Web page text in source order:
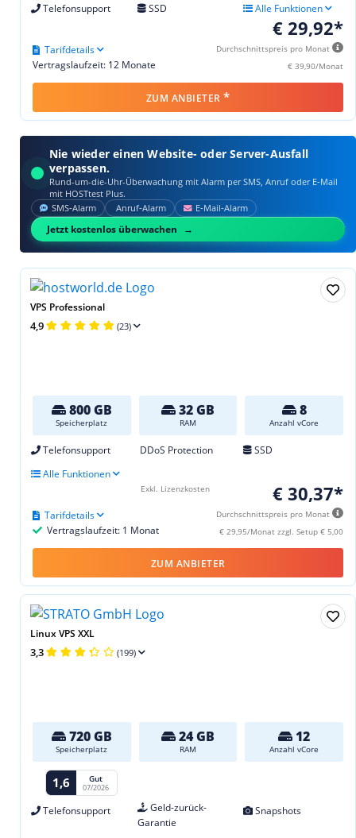
Telefonsupport SSD Alle Funktionen
€ 29,92*
Durchschnittspreis pro Monat
€ 39,90/Monat
Vertragslaufzeit: 12 Monate
Tarifdetails
ZUM ANBIETER *
Nie wieder einen Website- oder Server-Ausfall
verpassen.
Rund-um-die-Uhr-Überwachung mit Alarm per SMS, Anruf oder E‑Mail
mit HOSTtest Plus.
SMS‑Alarm Anruf‑Alarm E‑Mail‑Alarm
Jetzt kostenlos überwachen
VPS Professional
4,9 (23)
800 GB
Speicherplatz
32 GB
RAM
8
Anzahl vCore
Telefonsupport DDoS Protection
SSD
Alle Funktionen
€ 30,37*
Durchschnittspreis pro Monat
€ 29,95/Monat zzgl. Setup € 5,00
Vertragslaufzeit: 1 Monat
Tarifdetails
Exkl. Lizenzkosten
ZUM ANBIETER
Linux VPS XXL
3,3 (199)
720 GB
Speicherplatz
24 GB
RAM
12
Anzahl vCore
1,6 Gut
07/2026
Telefonsupport
Geld-zurück-
Garantie
Snapshots